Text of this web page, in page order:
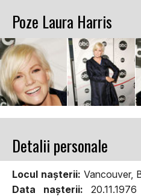
Poze Laura Harris
Detalii personale
Locul naşterii: Vancouver,
Data naşterii: